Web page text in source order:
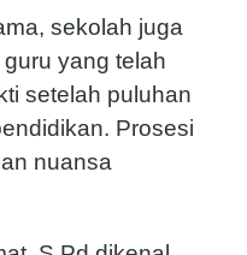
sekolah juga
yang telah
setelah puluhan
Prosesi
nuansa